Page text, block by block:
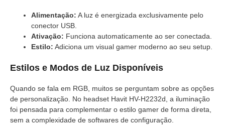
Alimentação: A luz é energizada exclusivamente pelo
conector USB.
Ativação: Funciona automaticamente ao ser conectada.
Estilo: Adiciona um visual gamer moderno ao seu setup.
Estilos e Modos de Luz Disponíveis
Quando se fala em RGB, muitos se perguntam sobre as opções
de personalização. No headset Havit HV-H2232d, a iluminação
foi pensada para complementar o estilo gamer de forma direta,
sem a complexidade de softwares de configuração.